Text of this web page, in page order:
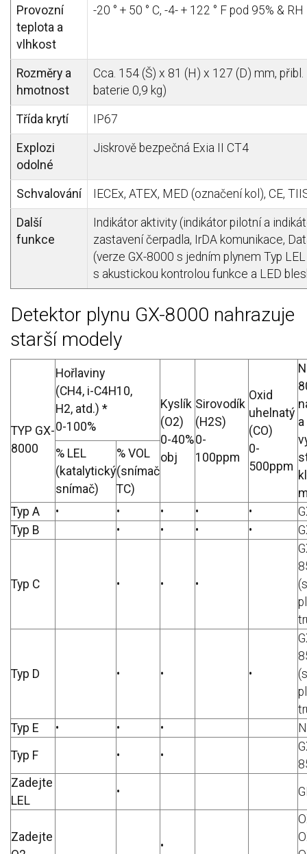
Provozní
teplota a
vlhkost
-20 ° + 50 ° C, -4- + 122 ° F pod 95% & RH
Rozměry a
hmotnost
Cca. 154 (Š) x 81 (H) x 127 (D) mm,
baterie 0,9 kg)
Třída krytí IP67
Explozi
odolné
Jiskrově bezpečná Exia II CT4
Schvalování IECEx, ATEX, MED (označení kol), CE,
Další
funkce
Indikátor aktivity (indikátor pilotní a
zastavení čerpadla, IrDA komunikace,
(verze GX-8000 s jedním plynem Typ
s akustickou kontrolou funkce a LED
Detektor plynu GX-8000 nahrazuje
starší modely
TYP GX-
8000
Hořlaviny
(CH4, i-C4H10,
H2, atd.) *
0-100%
Kyslík
(O2)
0-40%
obj
Sirovodík
(H2S)
0-
100ppm
Oxid
uhelnatý
(CO)
0-
500ppm
a
% LEL
(katalytický
snímač)
% VOL
(snímač
TC)
Typ A
• • • • •
Typ B
• • • •
Typ C • • •
(s
Typ D • • •
(s
Typ E
• • •
Typ F
• •
Zadejte
LEL
•
Zadejte
•